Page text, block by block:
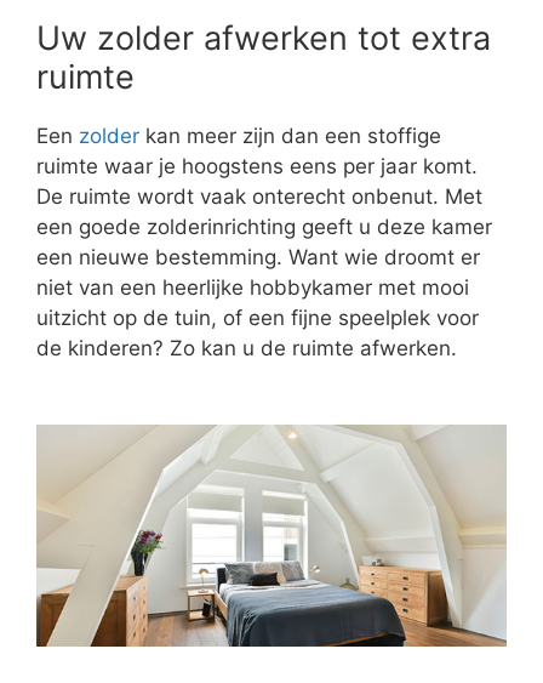
Uw zolder afwerken tot extra
ruimte
Een zolder kan meer zijn dan een stoffige
ruimte waar je hoogstens eens per jaar komt.
De ruimte wordt vaak onterecht onbenut. Met
een goede zolderinrichting geeft u deze kamer
een nieuwe bestemming. Want wie droomt er
niet van een heerlijke hobbykamer met mooi
uitzicht op de tuin, of een fijne speelplek voor
de kinderen? Zo kan u de ruimte afwerken.